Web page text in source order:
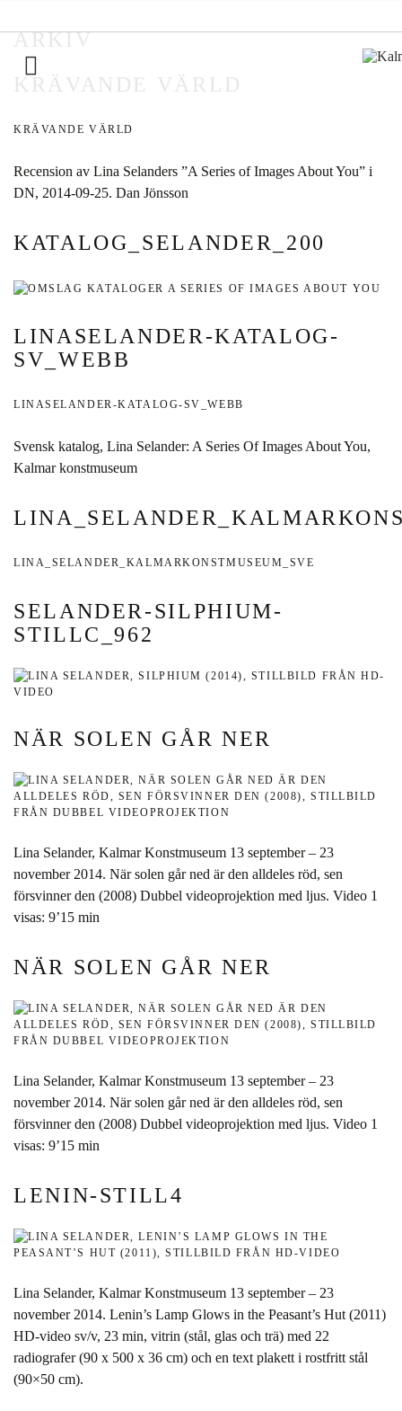
Inläggsnavigering
ARKIV
KRÄVANDE VÄRLD
KRÄVANDE VÄRLD
Recension av Lina Selanders ”A Series of Images About You” i
DN, 2014-09-25. Dan Jönsson
KATALOG_SELANDER_200
LINASELANDER-KATALOG-
SV_WEBB
LINASELANDER-KATALOG-SV_WEBB
Svensk katalog, Lina Selander: A Series Of Images About You,
Kalmar konstmuseum
LINA_SELANDER_KALMARKONSTMUSEUM_SVE
SELANDER-SILPHIUM-
STILLC_962
NÄR SOLEN GÅR NER
Lina Selander, Kalmar Konstmuseum 13 september – 23
november 2014. När solen går ned är den alldeles röd, sen
försvinner den (2008) Dubbel videoprojektion med ljus. Video 1
visas: 9’15 min
NÄR SOLEN GÅR NER
Lina Selander, Kalmar Konstmuseum 13 september – 23
november 2014. När solen går ned är den alldeles röd, sen
försvinner den (2008) Dubbel videoprojektion med ljus. Video 1
visas: 9’15 min
LENIN-STILL4
Lina Selander, Kalmar Konstmuseum 13 september – 23
november 2014. Lenin’s Lamp Glows in the Peasant’s Hut (2011)
HD-video sv/v, 23 min, vitrin (stål, glas och trä) med 22
radiografer (90 x 500 x 36 cm) och en text plakett i rostfritt stål
(90×50 cm).